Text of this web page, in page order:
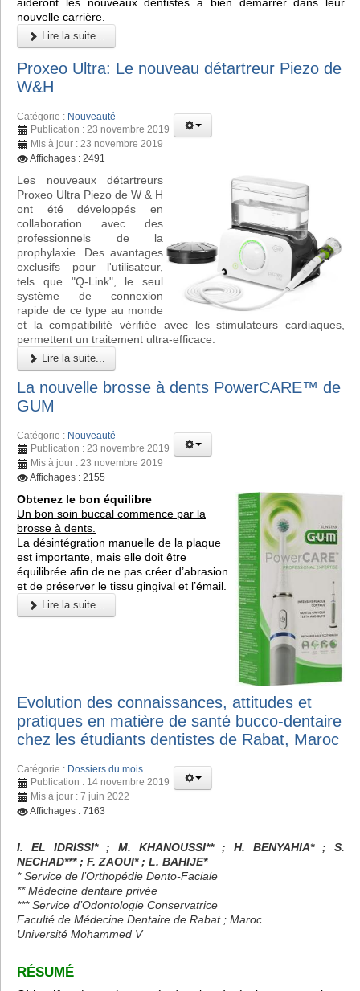
nouvelle carrière.
Lire la suite...
Proxeo Ultra: Le nouveau détartreur Piezo de
W&H
Catégorie : Nouveauté
Publication : 23 novembre 2019
Mis à jour : 23 novembre 2019
Affichages : 2491
Les nouveaux détartreurs
Proxeo Ultra Piezo de W & H
ont été développés en
collaboration avec des
professionnels de la
prophylaxie. Des avantages
exclusifs pour l'utilisateur,
tels que "Q-Link", le seul
système de connexion
rapide de ce type au monde
et la compatibilité vérifiée avec les stimulateurs cardiaques,
permettent un traitement ultra-efficace.
Lire la suite...
La nouvelle brosse à dents PowerCARE™ de
GUM
Catégorie : Nouveauté
Publication : 23 novembre 2019
Mis à jour : 23 novembre 2019
Affichages : 2155
Obtenez le bon équilibre
Un bon soin buccal commence par la
brosse à dents.
La désintégration manuelle de la plaque
est importante, mais elle doit être
équilibrée afin de ne pas créer d’abrasion
et de préserver le tissu gingival et l’émail.
Lire la suite...
Evolution des connaissances, attitudes et
pratiques en matière de santé bucco-dentaire
chez les étudiants dentistes de Rabat, Maroc
Catégorie : Dossiers du mois
Publication : 14 novembre 2019
Mis à jour : 7 juin 2022
Affichages : 7163
I. EL IDRISSI* ; M. KHANOUSSI** ; H. BENYAHIA* ; S.
NECHAD*** ; F. ZAOUI* ; L. BAHIJE*
* Service de l’Orthopédie Dento-Faciale
** Médecine dentaire privée
*** Service d’Odontologie Conservatrice
Faculté de Médecine Dentaire de Rabat ; Maroc.
Université Mohammed V
RÉSUMÉ